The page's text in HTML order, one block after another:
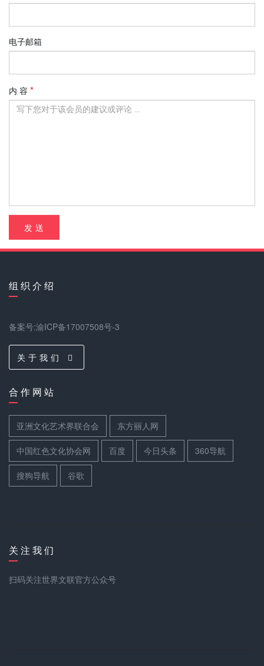
电子邮箱
内 容
发 送
组 织 介 绍
备案号:渝ICP备17007508号-3
关 于 我 们
合 作 网 站
亚洲文化艺术界联合会 东方丽人网
中国红色文化协会网 百度 今日头条 360导航
搜狗导航 谷歌
关 注 我 们
扫码关注世界文联官方公众号